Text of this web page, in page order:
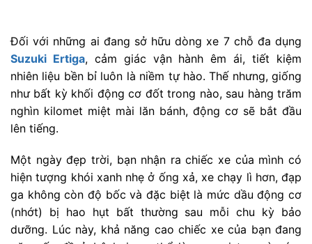
Đối với những ai đang sở hữu dòng xe 7 chỗ đa dụng
Suzuki Ertiga, cảm giác vận hành êm ái, tiết kiệm
nhiên liệu bền bỉ luôn là niềm tự hào. Thế nhưng, giống
như bất kỳ khối động cơ đốt trong nào, sau hàng trăm
nghìn kilomet miệt mài lăn bánh, động cơ sẽ bắt đầu
lên tiếng.
Một ngày đẹp trời, bạn nhận ra chiếc xe của mình có
hiện tượng khói xanh nhẹ ở ống xả, xe chạy lì hơn, đạp
ga không còn độ bốc và đặc biệt là mức dầu động cơ
(nhớt) bị hao hụt bất thường sau mỗi chu kỳ bảo
dưỡng. Lúc này, khả năng cao chiếc xe của bạn đang